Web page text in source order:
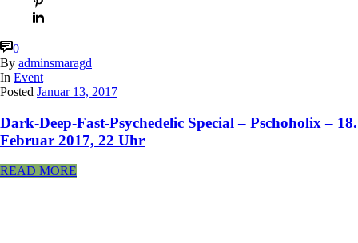
0
By adminsmaragd
In Event
Posted Januar 13, 2017
Dark-Deep-Fast-Psychedelic Special – Pschoholix – 18.
Februar 2017, 22 Uhr
READ MORE